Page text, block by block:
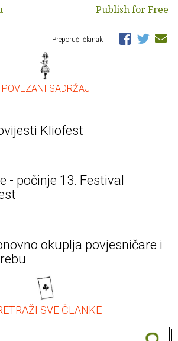
Publish for Free
Preporuči članak
SADRŽAJ –
Kliofest
- počinje 13. Festival
okuplja povjesničare i
SVE ČLANKE –